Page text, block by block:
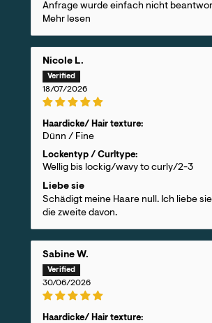
Anfrage wurde einfach nicht
Mehr lesen
Nicole L.
18/07/2026
Haardicke/ Hair texture:
Dünn / Fine
Lockentyp / Curltype:
Wellig bis lockig/wavy to curly/2-3
Liebe sie
Schädigt meine Haare null. Ich liebe
die zweite davon.
Sabine W.
30/06/2026
Haardicke/ Hair texture: